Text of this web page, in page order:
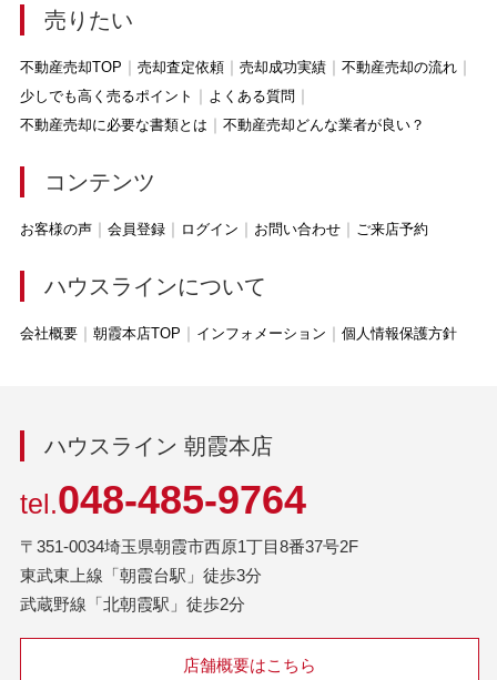
売りたい
不動産売却TOP 売却査定依頼 売却成功実績
不動産売却の流れ
少しでも高く売るポイント
よくある質問
不動産売却に必要な書類とは
不動産売却どんな業者が良い？
コンテンツ
お客様の声 会員登録 ログイン お問い合わせ ご来店予約
ハウスラインについて
会社概要 朝霞本店TOP インフォメーション 個人情報保護方針
ハウスライン 朝霞本店
tel.048-485-9764
〒351-0034埼玉県朝霞市西原1丁目8番37号2F
東武東上線「朝霞台駅」徒歩3分
武蔵野線「北朝霞駅」徒歩2分
店舗概要はこちら